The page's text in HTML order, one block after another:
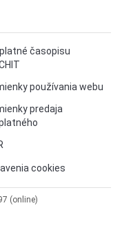
časopisu
používania webu
predaja
cookies
(online)